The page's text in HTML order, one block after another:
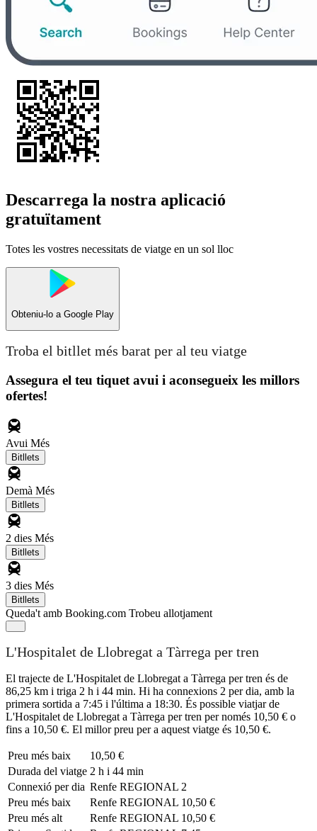
Descarrega la nostra aplicació
gratuïtament
Totes les vostres necessitats de viatge en un sol lloc
Obteniu-lo a Google Play
Troba el bitllet més barat per al teu viatge
Assegura el teu tiquet avui i aconsegueix les millors
ofertes!
Avui Més
Bitllets
Demà Més
Bitllets
2 dies Més
Bitllets
3 dies Més
Bitllets
Queda't amb Booking.com Trobeu allotjament
L'Hospitalet de Llobregat a Tàrrega per tren
El trajecte de L'Hospitalet de Llobregat a Tàrrega per tren és de
86,25 km i triga 2 h i 44 min. Hi ha connexions 2 per dia, amb la
primera sortida a 7:45 i l'última a 18:30. És possible viatjar de
L'Hospitalet de Llobregat a Tàrrega per tren per només 10,50 € o
fins a 10,50 €. El millor preu per a aquest viatge és 10,50 €.
Preu més baix
10,50 €
Durada del viatge 2 h i 44 min
Connexió per dia Renfe REGIONAL 2
Preu més baix
Renfe REGIONAL 10,50 €
Preu més alt
Renfe REGIONAL 10,50 €